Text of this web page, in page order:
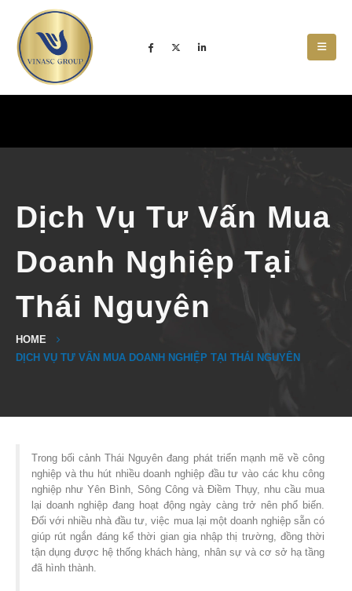
Dịch Vụ Tư Vấn Mua
Doanh Nghiệp Tại
Thái Nguyên
HOME
DỊCH VỤ TƯ VẤN MUA DOANH NGHIỆP TẠI THÁI NGUYÊN
Trong bối cảnh Thái Nguyên đang phát triển mạnh mẽ về công
nghiệp và thu hút nhiều doanh nghiệp đầu tư vào các khu công
nghiệp như Yên Bình, Sông Công và Điềm Thụy, nhu cầu mua
lại doanh nghiệp đang hoạt động ngày càng trở nên phổ biến.
Đối với nhiều nhà đầu tư, việc mua lại một doanh nghiệp sẵn có
giúp rút ngắn đáng kể thời gian gia nhập thị trường, đồng thời
tận dụng được hệ thống khách hàng, nhân sự và cơ sở hạ tầng
đã hình thành.